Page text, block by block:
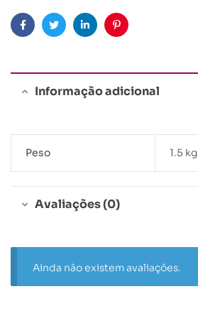
FacebookTwitterLinkedinPinterest
Informação adicional
Peso 1.5 kg
Avaliações (0)
Ainda não existem avaliações.